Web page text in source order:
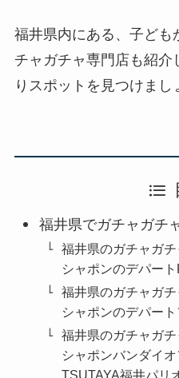
福井県内にある、子ども
チャガチャ専門店も紹介
りスポットを見つけまし
福井県でガチャガチ
福井県のガチャガ
シャポンのデパー
福井県のガチャガ
シャポンのデパー
福井県のガチャガ
シャポンバンダイ
TSUTAYA福井パリ